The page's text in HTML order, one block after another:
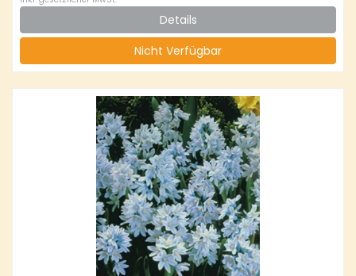
Details
Nicht Verfügbar